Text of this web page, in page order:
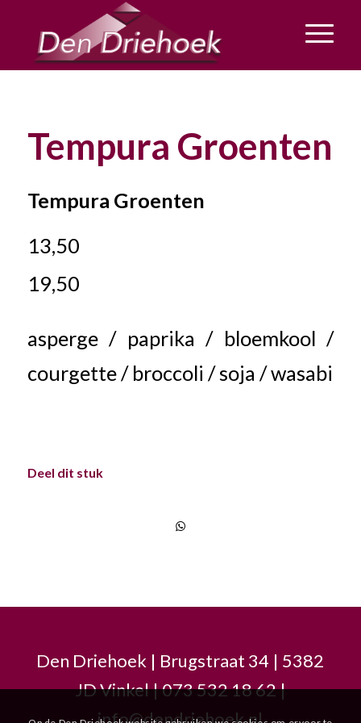
Tempura Groenten
Tempura Groenten
13,50
19,50
asperge / paprika / bloemkool /
courgette / broccoli / soja / wasabi
Deel dit stuk
Den Driehoek | Brugstraat 34 | 5382
JD Vinkel | 073 532 18 62 |
info@dendriehoek.nl